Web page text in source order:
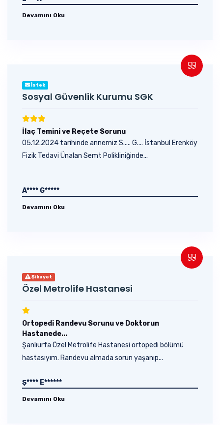
Devamını Oku
İstek
Sosyal Güvenlik Kurumu SGK
İlaç Temini ve Reçete Sorunu
05.12.2024 tarihinde annemiz S..... G.... İstanbul Erenköy
Fizik Tedavi Ünalan Semt Polikliniğinde...
A**** G*****
Devamını Oku
Şikayet
Özel Metrolife Hastanesi
Ortopedi Randevu Sorunu ve Doktorun
Hastanede...
Şanlıurfa Özel Metrolife Hastanesi ortopedi bölümü
hastasıyım. Randevu almada sorun yaşanıp...
Ş**** E******
Devamını Oku